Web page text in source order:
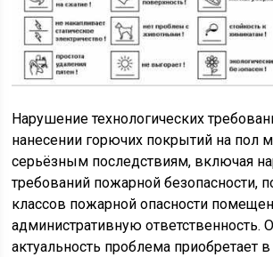
Нарушение технологических
нанесении горючих покрытий на пол
серьёзным последствиям, включая
требований пожарной безопасности,
классов пожарной опасности
административную ответственность.
актуальность проблема приобретает